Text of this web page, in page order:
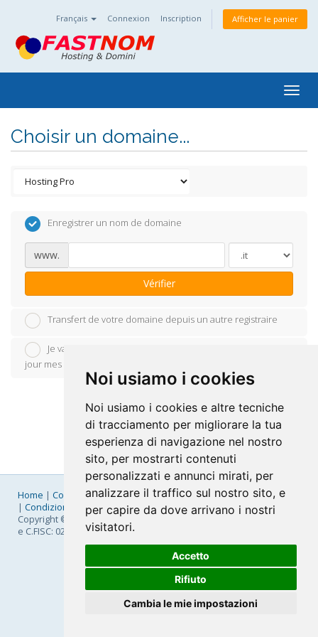
Noi usiamo i cookies
Noi usiamo i cookies e altre tecniche
di tracciamento per migliorare la tua
esperienza di navigazione nel nostro
sito, per mostrarti contenuti
personalizzati e annunci mirati, per
analizzare il traffico sul nostro sito, e
per capire da dove arrivano i nostri
visitatori.
Accetto
Rifiuto
Cambia le mie impostazioni
Français Connexion Inscription Afficher le panier
Choisir un domaine...
Enregistrer un nom de domaine
www.
Vérifier
Transfert de votre domaine depuis un autre registraire
Je vais utiliser mon nom de domaine existant et mettre à
jour mes serveurs de noms
Home | Company|Listino Prezzi|Pagamenti |SLA|Privacy
| Condizioni Generali|Fatturazione Elettronica|Mappa
Copyright © 2026 FastNom Planetel S.p.A. - Divisione .Cloud - P.IVA
e C.FISC: 02831630161